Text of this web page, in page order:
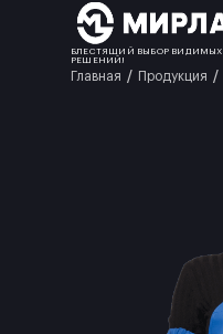
БЛЕСТЯЩИЙ ВЫБОР ВИДИМЫХ
РЕШЕНИЙ!
Главная Продукция